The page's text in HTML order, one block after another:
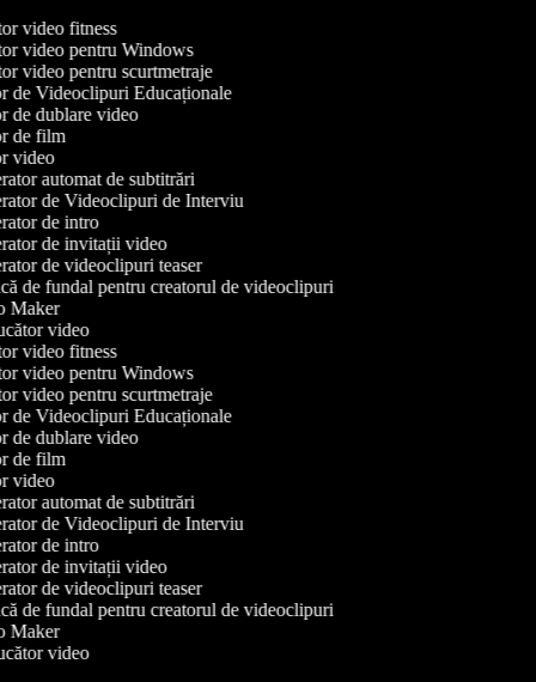
video fitness
video pentru Windows
video pentru scurtmetraje
de Videoclipuri Educaționale
dublare video
de film
video
automat de subtitrări
de Videoclipuri de Interviu
de intro
de invitații video
de videoclipuri teaser
de fundal pentru creatorul de videoclipuri
video
video fitness
video pentru Windows
video pentru scurtmetraje
de Videoclipuri Educaționale
dublare video
de film
video
automat de subtitrări
de Videoclipuri de Interviu
de intro
de invitații video
de videoclipuri teaser
de fundal pentru creatorul de videoclipuri
video